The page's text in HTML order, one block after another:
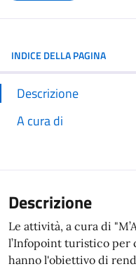
INDICE DELLA PAGINA
Descrizione
A cura di
Descrizione
Le attività, a cura di
l’Infopoint turistico per
hanno l'obiettivo di